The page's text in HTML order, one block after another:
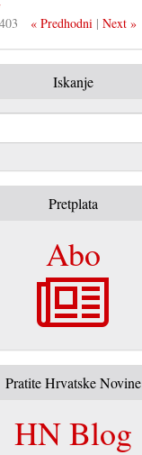
« Predhodni| Next »
Iskanje
Pretplata
Abo
Pratite Hrvatske Novine
HN Blog